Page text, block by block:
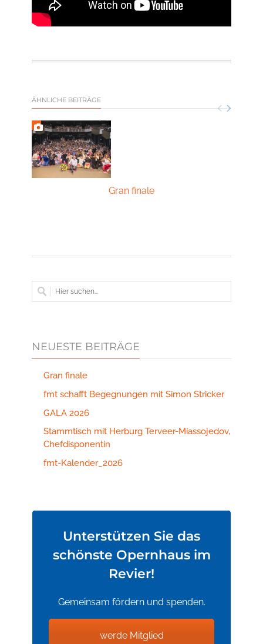
ÄHNLICHE BEITRÄGE
Gran finale
NEUESTE BEITRÄGE
Gran finale
fmt schafft Begegnungen mit Simon Stricker
GALA 2026
Stammtisch mit Herburg Terveer-Miassojedov,
Chefdisponentin
fmt-Kalender_2026
Unterstützen Sie das
schönste Opernhaus im
Revier!
Gemeinsam fördern und spenden.
werde Mitglied